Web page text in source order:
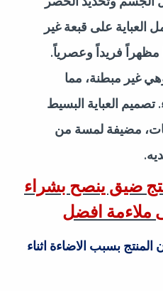
العباية على قبعة غير
مظهراً فريداً وعصرياً.
غير مبطنة، مما
تصميم العباية البسيط
مضيفة لمسة من
.
ضيق ينصح بشراء
ملاءمة افضل
بسبب الاضاءة اثناء